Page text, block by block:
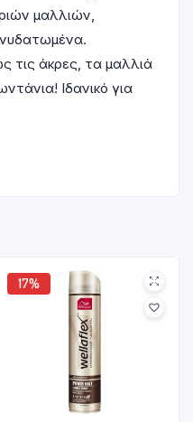
μαλλιών,
τις άκρες, τα μαλλιά
Ιδανικό για
17%